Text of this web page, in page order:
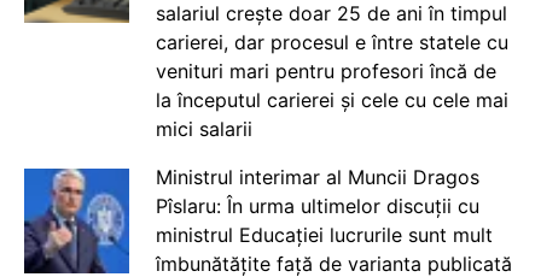
salariul crește doar 25 de ani în timpul
carierei, dar procesul e între statele cu
venituri mari pentru profesori încă de
la începutul carierei și cele cu cele mai
mici salarii
Ministrul interimar al Muncii Dragos
Pîslaru: În urma ultimelor discuții cu
ministrul Educației lucrurile sunt mult
îmbunătățite față de varianta publicată